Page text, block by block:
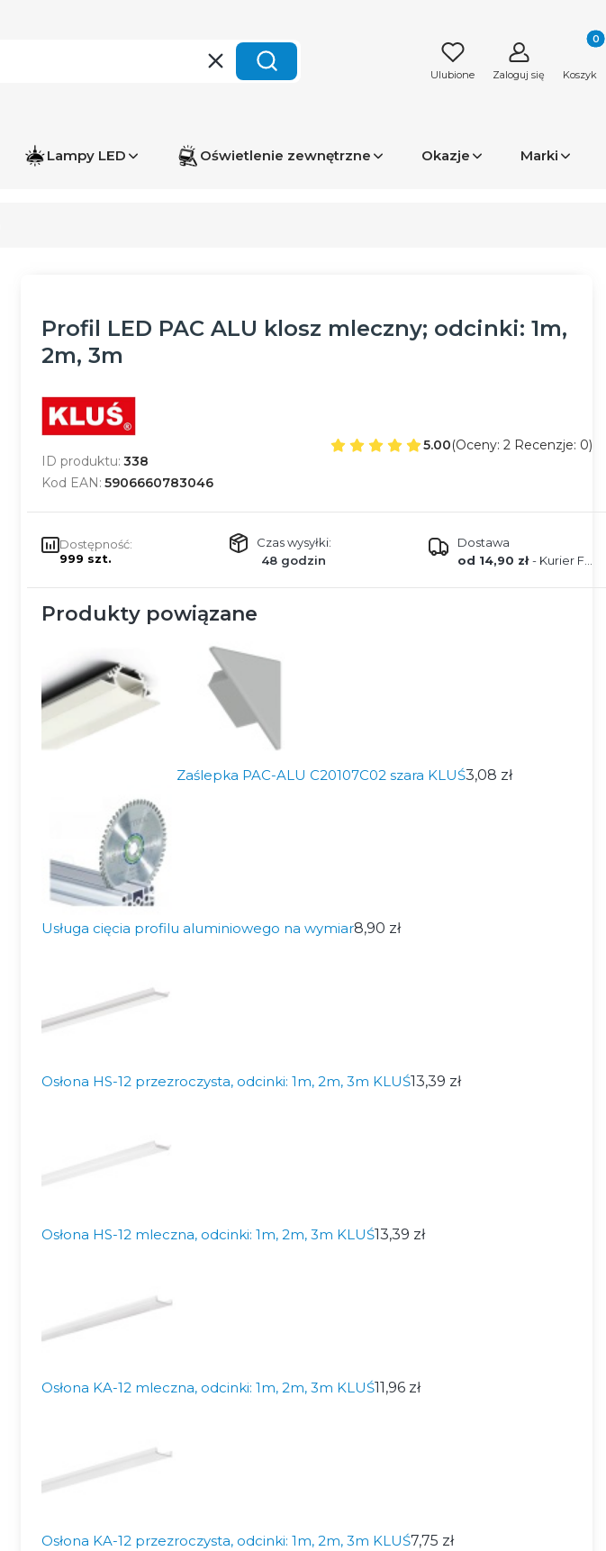
WyczyśćSzukaj Ulubione Zaloguj się Koszyk
Lampy LED Oświetlenie zewnętrzne Okazje Marki
Profil LED PAC ALU klosz mleczny; odcinki: 1m,
2m, 3m
ID produktu: 338
Kod EAN: 5906660783046
5.00(Oceny: 2 Recenzje: 0)
Dostępność:
999 szt.
Czas wysyłki:
48 godzin
Dostawa
od 14,90 zł- Kurier FEDEX
Produkty powiązane
Zaślepka PAC-ALU C20107C02 szara KLUŚ3,08 zł
Usługa cięcia profilu aluminiowego na wymiar8,90 zł
Osłona HS-12 przezroczysta, odcinki: 1m, 2m, 3m KLUŚ13,39 zł
Osłona HS-12 mleczna, odcinki: 1m, 2m, 3m KLUŚ13,39 zł
Osłona KA-12 mleczna, odcinki: 1m, 2m, 3m KLUŚ11,96 zł
Osłona KA-12 przezroczysta, odcinki: 1m, 2m, 3m KLUŚ7,75 zł